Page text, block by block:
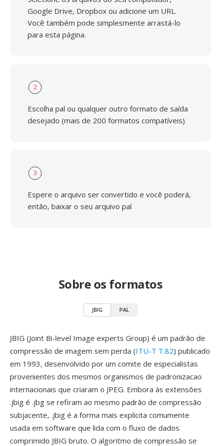
Google Drive, Dropbox ou adicione um URL.
Você também pode simplesmente arrastá-lo
para esta página.
2
Escolha pal ou qualquer outro formato de saída
desejado (mais de 200 formatos compatíveis)
3
Espere o arquivo ser convertido e você poderá,
então, baixar o seu arquivo pal
Sobre os formatos
JBIG PAL
JBIG (Joint Bi-level Image experts Group) é um padrão de
compressão de imagem sem perda (ITU-T T.82) publicado
em 1993, desenvolvido por um comite de especialistas
provenientes dos mesmos organismos de padronizacao
internacionais que criaram o JPEG. Embora às extensões
.jbig é .jbg se refiram ao mesmo padrão de compressão
subjacente, .jbig é a forma mais explicita comumente
usada em software que lida com o fluxo de dados
comprimido JBIG bruto. O algoritmo de compressão se